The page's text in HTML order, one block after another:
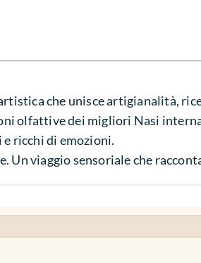
che unisce artigianalità,
olfattive dei migliori Nasi
ricchi di emozioni.
Un viaggio sensoriale che